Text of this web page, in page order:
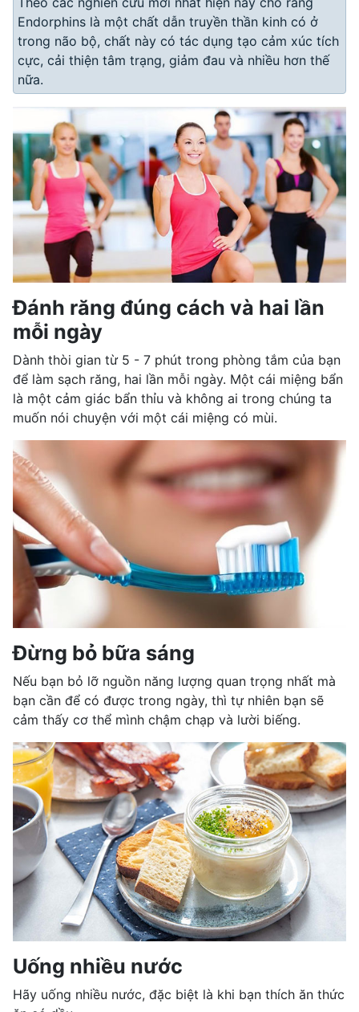
Endorphins là một chất dẫn truyền thần kinh có ở
trong não bộ, chất này có tác dụng tạo cảm xúc tích
cực, cải thiện tâm trạng, giảm đau và nhiều hơn thế
nữa.
Đánh răng đúng cách và hai lần
mỗi ngày
Dành thòi gian từ 5 - 7 phút trong phòng tắm của bạn
để làm sạch răng, hai lần mỗi ngày. Một cái miệng bẩn
là một cảm giác bẩn thỉu và không ai trong chúng ta
muốn nói chuyện với một cái miệng có mùi.
Đừng bỏ bữa sáng
Nếu bạn bỏ lỡ nguồn năng lượng quan trọng nhất mà
bạn cần để có được trong ngày, thì tự nhiên bạn sẽ
cảm thấy cơ thể mình chậm chạp và lười biếng.
Uống nhiều nước
Hãy uống nhiều nước, đặc biệt là khi bạn thích ăn thức